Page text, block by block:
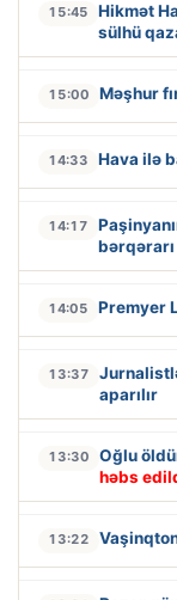
15:45
Hikmət
sülhü
15:00 Məşhur
14:33 Hava ilə
14:17
14:05 Premyer
13:37
aparılır
13:30 Oğlu
həbs
13:22